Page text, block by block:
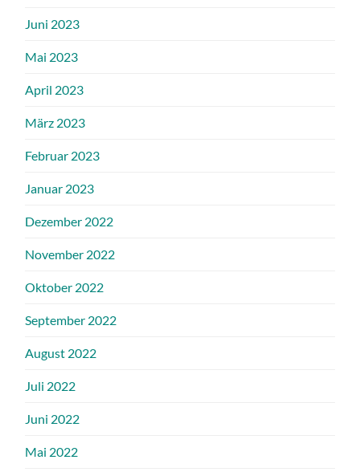
Juni 2023
Mai 2023
April 2023
März 2023
Februar 2023
Januar 2023
Dezember 2022
November 2022
Oktober 2022
September 2022
August 2022
Juli 2022
Juni 2022
Mai 2022